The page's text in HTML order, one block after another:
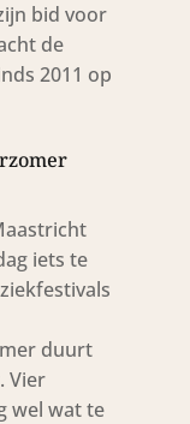
bid voor
de
2011 op
iets te
duurt
Vier
wel wat te